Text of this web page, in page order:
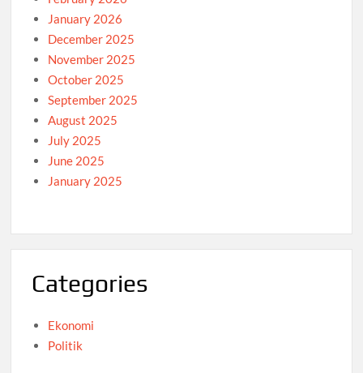
January 2026
December 2025
November 2025
October 2025
September 2025
August 2025
July 2025
June 2025
January 2025
Categories
Ekonomi
Politik